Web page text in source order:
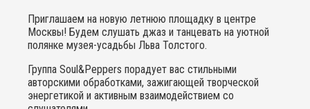
Приглашаем на новую летнюю площадку в центре
Москвы! Будем слушать джаз и танцевать на уютной
полянке музея-усадьбы Льва Толстого.
Группа Soul&Peppers порадует вас стильными
авторскими обработками, зажигающей творческой
энергетикой и активным взаимодействием со